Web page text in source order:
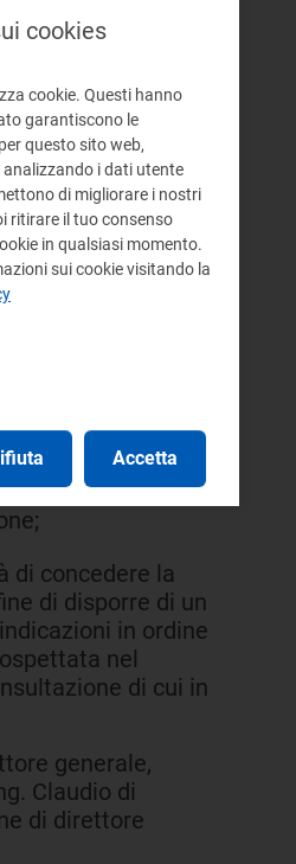
interessati
eventuali
in
alle predette
difficoltà nella
interessati a
degli
e della novità
del documento
di concedere la
di disporre di un
in ordine
nel
di cui in
generale,
Claudio di
di direttore
cookies
cookie. Questi hanno
garantiscono le
questo sito web,
i dati utente
di migliorare i nostri
ritirare il tuo consenso
in qualsiasi momento.
sui cookie visitando la
Accetta